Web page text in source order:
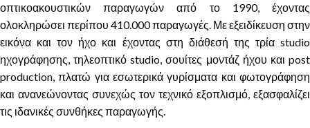
οπτικοακουστικών παραγωγών από το 1990, έχοντας
ολοκληρώσει περίπου 410.000 παραγωγές. Με εξειδίκευση στην
εικόνα και τον ήχο και έχοντας στη διάθεσή της τρία studio
ηχογράφησης, τηλεοπτικό studio, σουίτες μοντάζ ήχου και post
production, πλατώ για εσωτερικά γυρίσματα και φωτογράφηση
και ανανεώνοντας συνεχώς τον τεχνικό εξοπλισμό, εξασφαλίζει
τις ιδανικές συνθήκες παραγωγής.